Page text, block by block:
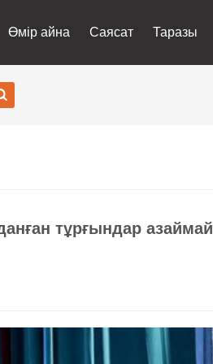
Өмір айна Саясат Таразы
тұрғындар азаймай